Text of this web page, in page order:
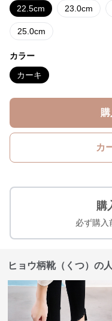
22.5cm 23.0cm
25.0cm
カラー
カーキ
カ
購
必ず購入
ヒョウ柄靴（くつ）の